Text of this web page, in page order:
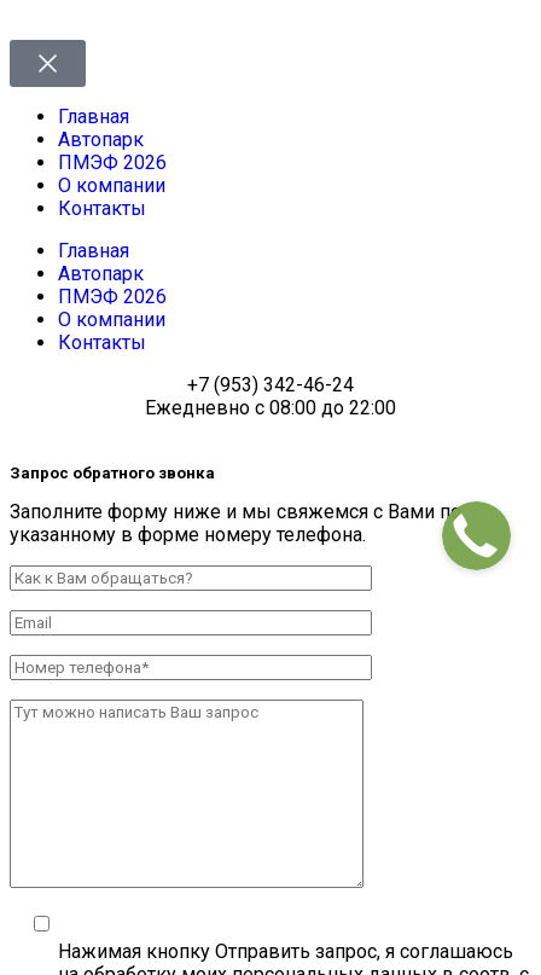
Главная
Автопарк
ПМЭФ 2026
О компании
Контакты
Главная
Автопарк
ПМЭФ 2026
О компании
Контакты
+7 (953) 342-46-24
Ежедневно с 08:00 до 22:00
Запрос обратного звонка
Заполните форму ниже и мы свяжемся с Вами по
указанному в форме номеру телефона.
Нажимая кнопку Отправить запрос, я соглашаюсь